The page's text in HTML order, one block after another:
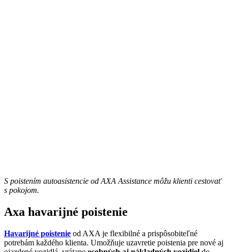
S poistením autoasistencie od AXA Assistance môžu klienti cestovať
s pokojom.
Axa havarijné poistenie
Havarijné poistenie od AXA je flexibilné a prispôsobiteľné
potrebám každého klienta. Umožňuje uzavretie poistenia pre nové aj